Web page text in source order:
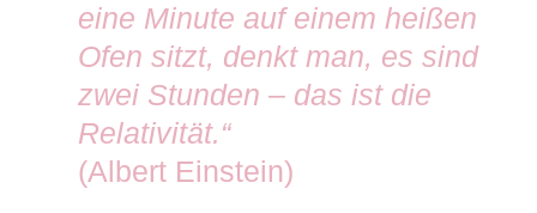
eine Minute auf einem heißen
Ofen sitzt, denkt man, es sind
zwei Stunden – das ist die
Relativität.“
(Albert Einstein)